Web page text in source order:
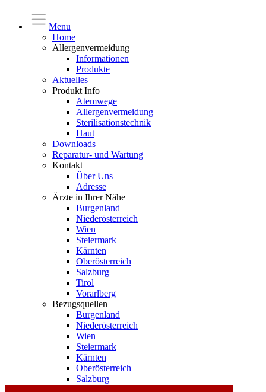
Menu
Home
Allergenvermeidung
Informationen
Produkte
Aktuelles
Produkt Info
Atemwege
Allergenvermeidung
Sterilisationstechnik
Haut
Downloads
Reparatur- und Wartung
Kontakt
Über Uns
Adresse
Ärzte in Ihrer Nähe
Burgenland
Niederösterreich
Wien
Steiermark
Kärnten
Oberösterreich
Salzburg
Tirol
Vorarlberg
Bezugsquellen
Burgenland
Niederösterreich
Wien
Steiermark
Kärnten
Oberösterreich
Salzburg